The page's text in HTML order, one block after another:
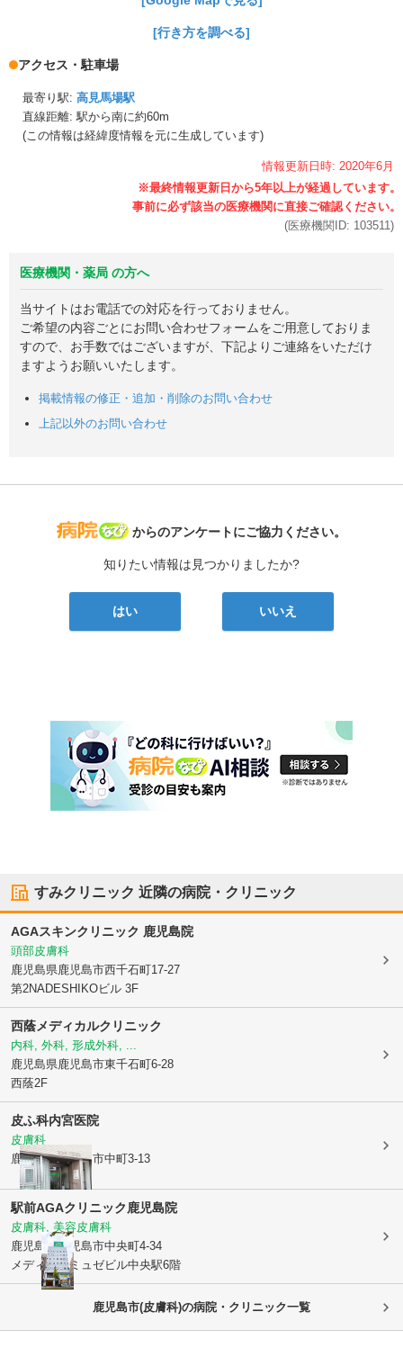
[行き方を調べる]
アクセス・駐車場
最寄り駅: 高見馬場駅
直線距離: 駅から南に約60m
(この情報は経緯度情報を元に生成しています)
情報更新日時: 2020年6月
(医療機関ID: 103511 )
医療機関・薬局 の方へ
当サイトはお電話での対応を行っておりません。
ご希望の内容ごとにお問い合わせフォームをご用意しておりま
すので、お手数ではございますが、下記よりご連絡をいただけ
ますようお願いいたします。
掲載情報の修正・追加・削除のお問い合わせ
上記以外のお問い合わせ
病院なび
からのアンケートにご協力ください。
知りたい情報は見つかりましたか?
はい いいえ
すみクリニック 近隣の病院・クリニック
AGAスキンクリニック 鹿児島院
頭部皮膚科
鹿児島県鹿児島市西千石町17-27
第2NADESHIKOビル 3F
西蔭メディカルクリニック
内科, 外科, 形成外科, ...
鹿児島県鹿児島市東千石町6-28
西蔭2F
皮ふ科内宮医院
皮膚科
鹿児島県鹿児島市中町3-13
駅前AGAクリニック鹿児島院
皮膚科, 美容皮膚科
鹿児島県鹿児島市中央町4-34
メディカルミュゼビル中央駅6階
鹿児島市(皮膚科)の病院・クリニック一覧